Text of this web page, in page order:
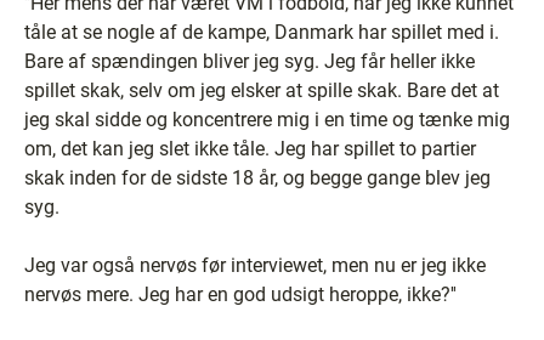
tåle at se nogle af de kampe, Danmark har spillet med i.
Bare af spændingen bliver jeg syg. Jeg får heller ikke
spillet skak, selv om jeg elsker at spille skak. Bare det at
jeg skal sidde og koncentrere mig i en time og tænke mig
om, det kan jeg slet ikke tåle. Jeg har spillet to partier
skak inden for de sidste 18 år, og begge gange blev jeg
syg.
Jeg var også nervøs før interviewet, men nu er jeg ikke
nervøs mere. Jeg har en god udsigt heroppe, ikke?''